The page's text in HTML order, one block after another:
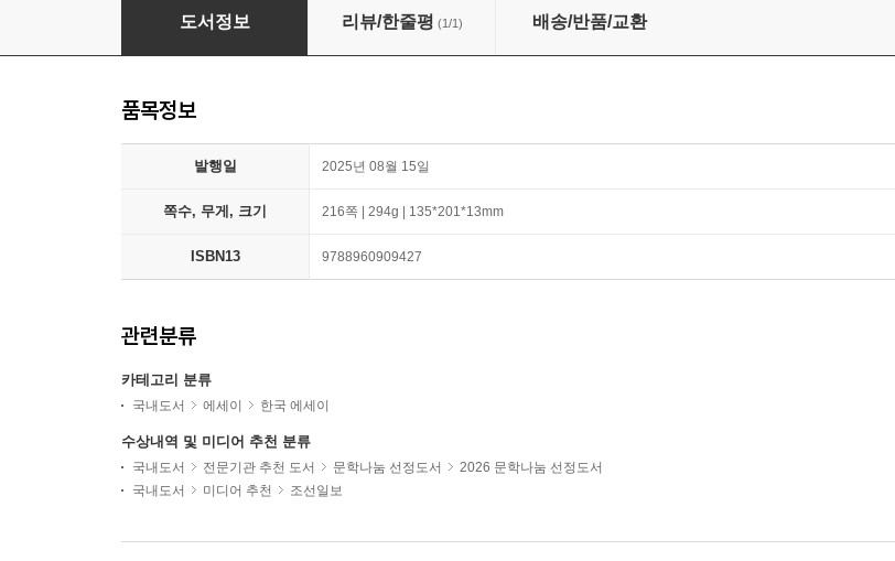
저에게 재능이 있나요?
도서정보 리뷰/한줄평 (1/1) 배송/반품/교환
품목정보
발행일 2025년 08월 15일
쪽수, 무게, 크기 216쪽 | 294g | 135*201*13mm
ISBN13 9788960909427
관련분류
카테고리 분류
국내도서 에세이 한국 에세이
수상내역 및 미디어 추천 분류
국내도서 전문기관 추천 도서 문학나눔 선정도서
2026 문학나눔 선정도서
국내도서
미디어 추천 조선일보